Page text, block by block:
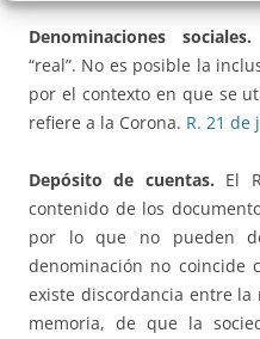
Denominaciones sociales.
“real”. No es posible la
por el contexto en que se
refiere a la Corona. R. 21 de
Depósito de cuentas. El
contenido de los
por lo que no pueden
denominación no coincide
existe discordancia entre
memoria, de que la